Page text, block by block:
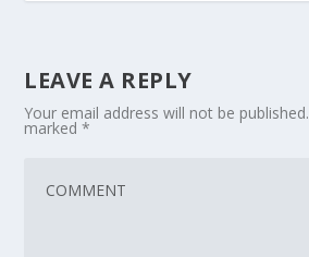
LEAVE A REPLY
Your email address will not be published.
marked*